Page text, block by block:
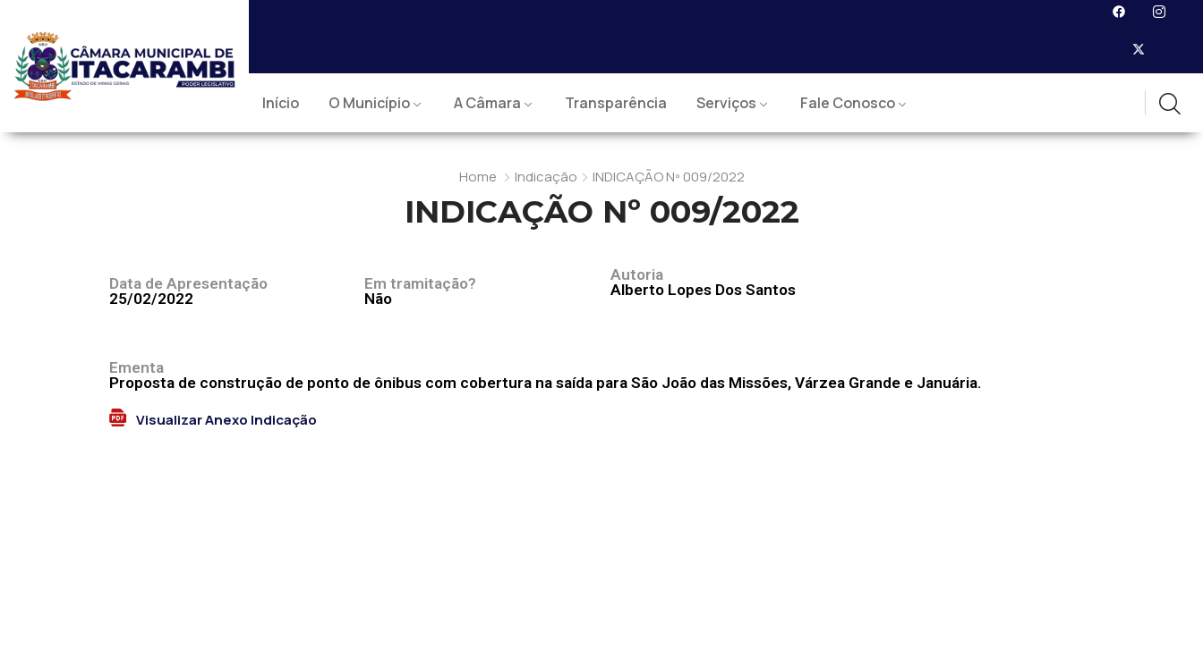
Início O Município A Câmara Transparência Serviços Fale Conosco
Home Indicação INDICAÇÃO Nº 009/2022
INDICAÇÃO Nº 009/2022
Data de Apresentação
25/02/2022
Em tramitação?
Não
Autoria
Alberto Lopes Dos Santos
Ementa
Proposta de construção de ponto de ônibus com cobertura na saída para São João das Missões, Várzea Grande e Januária.
Visualizar Anexo Indicação